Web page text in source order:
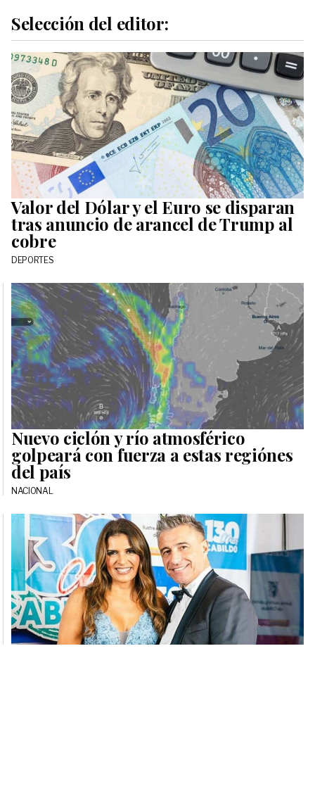
Selección del editor:
Valor del Dólar y el Euro se disparan
tras anuncio de arancel de Trump al
cobre
DEPORTES
Nuevo ciclón y río atmosférico
golpeará con fuerza a estas regiónes
del país
NACIONAL